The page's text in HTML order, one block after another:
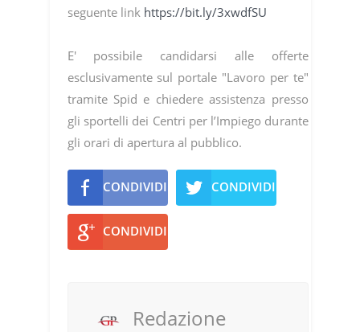
seguente link https://bit.ly/3xwdfSU
E' possibile candidarsi alle offerte
esclusivamente sul portale "Lavoro per te"
tramite Spid e chiedere assistenza presso
gli sportelli dei Centri per l’Impiego durante
gli orari di apertura al pubblico.
CONDIVIDI CONDIVIDI
CONDIVIDI
Redazione